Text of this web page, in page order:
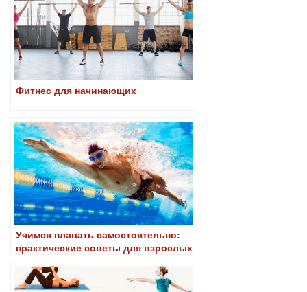
Фитнес для начинающих
Учимся плавать самостоятельно:
практические советы для взрослых